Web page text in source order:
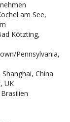
am See,
Kötzting,
Pennsylvania,
China
UK